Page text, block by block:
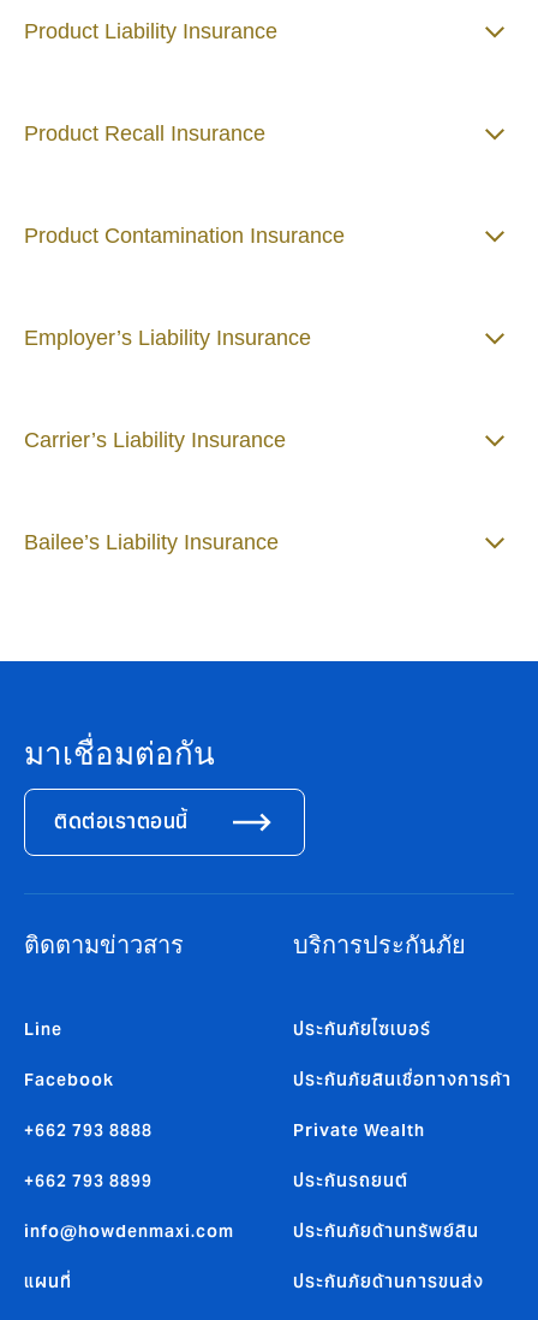
Product Liability Insurance
Product Recall Insurance
Product Contamination Insurance
Employer’s Liability Insurance
Carrier’s Liability Insurance
Bailee’s Liability Insurance
มาเชื่อมต่อกัน
ติดต่อเราตอนนี้
ติดตามข่าวสาร
Line
Facebook
+662 793 8888
+662 793 8899
info@howdenmaxi.com
แผนที่
บริการประกันภัย
ประกันภัยไซเบอร์
ประกันภัยสินเชื่อทางการค้า
Private Wealth
ประกันรถยนต์
ประกันภัยด้านทรัพย์สิน
ประกันภัยด้านการขนส่ง